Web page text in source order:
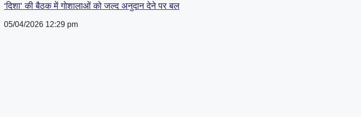
‘दिशा’ की बैठक में गोशालाओं को जल्द अनुदान देने पर बल
05/04/2026 12:29 pm